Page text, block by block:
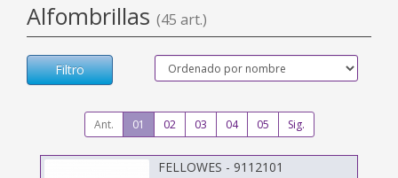
Alfombrillas (45 art.)
Filtro
Ant. 01 02 03 04 05 Sig.
FELLOWES - 9112101